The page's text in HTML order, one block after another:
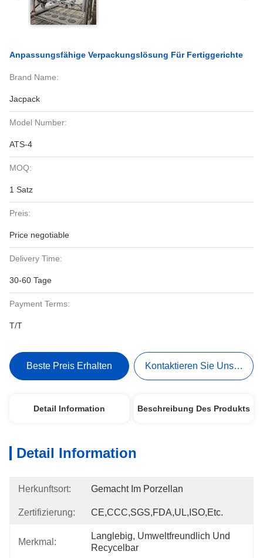
Anpassungsfähige Verpackungslösung Für Fertiggerichte
Brand Name:
Jacpack
Model Number:
ATS-4
MOQ:
1 Satz
Preis:
Price negotiable
Delivery Time:
30-60 Tage
Payment Terms:
T/T
Beste Preis Erhalten Kontaktieren Sie Uns Jetzt
Detail Information Beschreibung Des Produkts
Detail Information
Herkunftsort: Gemacht Im Porzellan
Zertifizierung: CE,CCC,SGS,FDA,UL,ISO,etc.
Merkmal:
Langlebig, Umweltfreundlich Und
Recycelbar